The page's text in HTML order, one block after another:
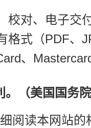
对、电子交
格式（PDF、
、
（美国国务
阅读本网站